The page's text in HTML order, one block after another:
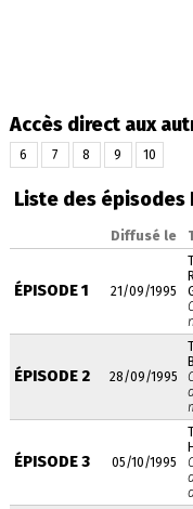
Accès direct aux
6
7 8 9 10
Liste des épisodes
Diffusé le
ÉPISODE 1 21/09/1995
ÉPISODE 2 28/09/1995
ÉPISODE 3 05/10/1995